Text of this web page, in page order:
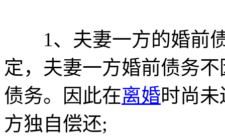
1、夫妻一方的婚前债
定，夫妻一方婚前债务
债务。因此在离婚时尚
方独自偿还;